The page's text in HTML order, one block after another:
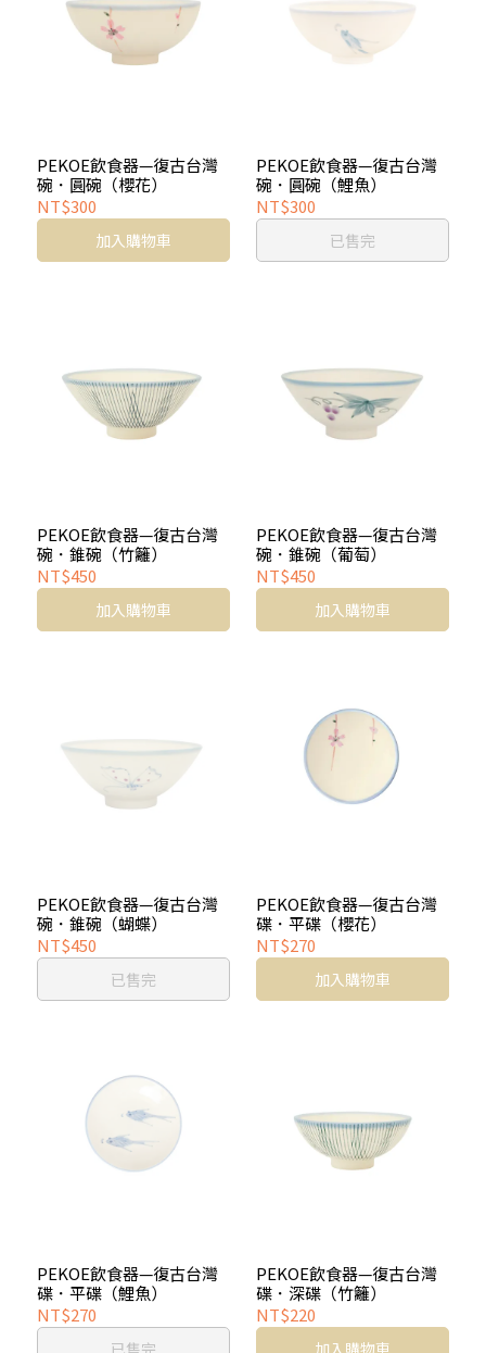
PEKOE飲食器—復古台灣
碗．圓碗（櫻花）
NT$300
加入購物車
PEKOE飲食器—復古台灣
碗．圓碗（鯉魚）
NT$300
已售完
PEKOE飲食器—復古台灣
碗．錐碗（竹籬）
NT$450
加入購物車
PEKOE飲食器—復古台灣
碗．錐碗（葡萄）
NT$450
加入購物車
PEKOE飲食器—復古台灣
碗．錐碗（蝴蝶）
NT$450
已售完
PEKOE飲食器—復古台灣
碟．平碟（櫻花）
NT$270
加入購物車
PEKOE飲食器—復古台灣
碟．平碟（鯉魚）
NT$270
已售完
PEKOE飲食器—復古台灣
碟．深碟（竹籬）
NT$220
加入購物車